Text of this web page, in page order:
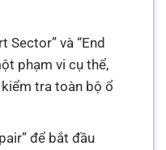
Sector” và “End
phạm vi cụ thể,
tra toàn bộ ổ
để bắt đầu